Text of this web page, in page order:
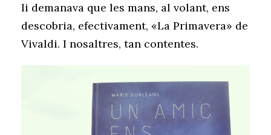
li demanava que les mans, al volant, ens
descobria, efectivament, «La Primavera» de
Vivaldi. I nosaltres, tan contentes.